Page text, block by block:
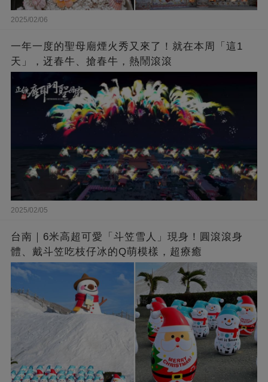
2025/02/06
一年一度的聖母廟煙火秀又來了！就在本周「這1
天」，迓春牛、搶春牛，熱鬧滾滾
2025/02/05
台南｜6米高超可愛「斗笠雪人」現身！圓滾滾身
體、戴斗笠吃枝仔冰的Q萌模樣，超療癒